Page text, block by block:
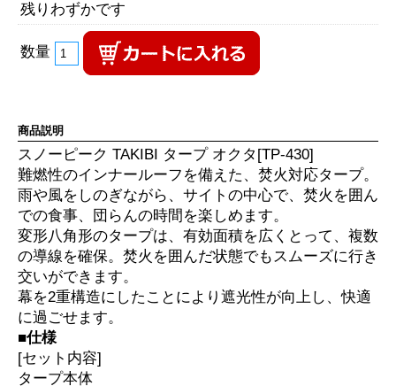
残りわずかです
数量
商品説明
スノーピーク TAKIBI タープ オクタ[TP-430]
難燃性のインナールーフを備えた、焚火対応タープ。
雨や風をしのぎながら、サイトの中心で、焚火を囲ん
での食事、団らんの時間を楽しめます。
変形八角形のタープは、有効面積を広くとって、複数
の導線を確保。焚火を囲んだ状態でもスムーズに行き
交いができます。
幕を2重構造にしたことにより遮光性が向上し、快適
に過ごせます。
■仕様
[セット内容]
タープ本体